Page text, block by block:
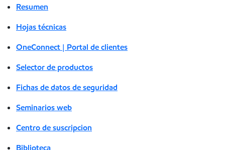
Resumen
Hojas técnicas
OneConnect | Portal de clientes
Selector de productos
Fichas de datos de seguridad
Seminarios web
Centro de suscripcion
Biblioteca